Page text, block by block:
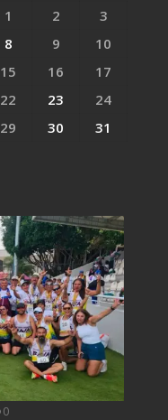
1
2
3
8 9
10
15 16
17
22 23
24
29 30 31
0